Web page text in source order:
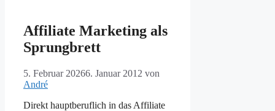
Affiliate Marketing als
Sprungbrett
5. Februar 20266. Januar 2012 von
André
Direkt hauptberuflich in das Affiliate